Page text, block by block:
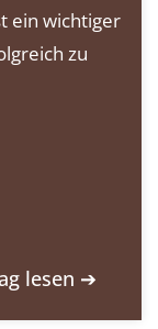
ein wichtiger
zu
lesen ➔